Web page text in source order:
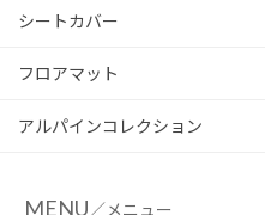
シートカバー
フロアマット
アルパインコレクション
MENU／メニュー